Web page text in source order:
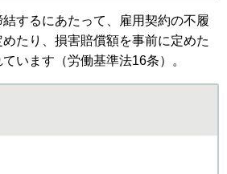
するにあたって、雇用契約の不履
たり、損害賠償額を事前に定めた
います（労働基準法16条）。